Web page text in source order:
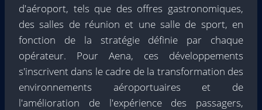
d'aéroport, tels que des offres gastronomiques,
des salles de réunion et une salle de sport, en
fonction de la stratégie définie par chaque
opérateur. Pour Aena, ces développements
s'inscrivent dans le cadre de la transformation des
environnements aéroportuaires et de
l'amélioration de l'expérience des passagers,